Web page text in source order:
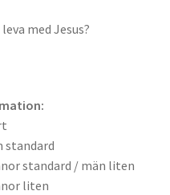
med Jesus?
standard
standard / män liten
liten